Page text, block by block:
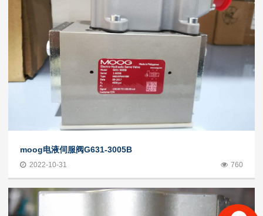
moog电液伺服阀G631-3005B
2022-10-31 760